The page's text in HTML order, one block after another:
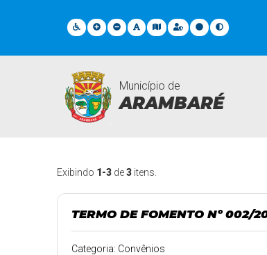
Município de
ARAMBARÉ
Transparência
Exibindo 1-3 de3 itens.
TERMO DE FOMENTO Nº 002/
Categoria: Convênios